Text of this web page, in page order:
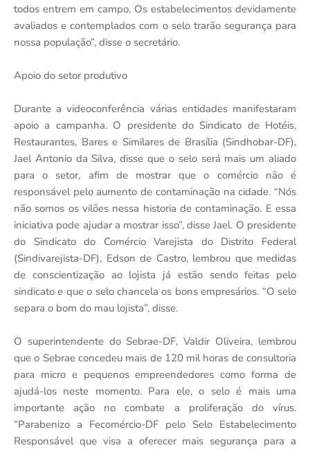
todos entrem em campo. Os estabelecimentos devidamente
avaliados e contemplados com o selo trarão segurança para
nossa população”, disse o secretário.
Apoio do setor produtivo
Durante a videoconferência várias entidades manifestaram
apoio a campanha. O presidente do Sindicato de Hotéis,
Restaurantes, Bares e Similares de Brasília (Sindhobar-DF),
Jael Antonio da Silva, disse que o selo será mais um aliado
para o setor, afim de mostrar que o comércio não é
responsável pelo aumento de contaminação na cidade. “Nós
não somos os vilões nessa historia de contaminação. E essa
iniciativa pode ajudar a mostrar isso”, disse Jael. O presidente
do Sindicato do Comércio Varejista do Distrito Federal
(Sindivarejista-DF), Edson de Castro, lembrou que medidas
de conscientização ao lojista já estão sendo feitas pelo
sindicato e que o selo chancela os bons empresários. “O selo
separa o bom do mau lojista”, disse.
O superintendente do Sebrae-DF, Valdir Oliveira, lembrou
que o Sebrae concedeu mais de 120 mil horas de consultoria
para micro e pequenos empreendedores como forma de
ajudá-los neste momento. Para ele, o selo é mais uma
importante ação no combate a proliferação do vírus.
“Parabenizo a Fecomércio-DF pelo Selo Estabelecimento
Responsável que visa a oferecer mais segurança para a